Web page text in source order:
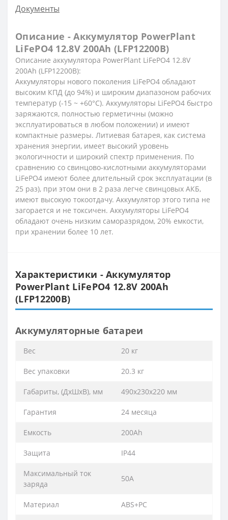
Документы
Описание - Аккумулятор PowerPlant
LiFePO4 12.8V 200Ah (LFP12200B)
Описание аккумулятора PowerPlant LiFePO4 12.8V
200Ah (LFP12200B):
Аккумуляторы нового поколения LiFePO4 обладают
высоким КПД (до 94%) и широким диапазоном рабочих
температур (-15 ~ +60°C). Аккумуляторы LiFePO4 быстро
заряжаются, полностью герметичны (можно
эксплуатироваться в любом положении) и имеют
компактные размеры. Литиевая батарея, как система
хранения энергии, имеет высокий уровень
экологичности и широкий спектр применения. По
сравнению со свинцово-кислотными аккумуляторами
LiFePO4 имеют более длительный срок эксплуатации (в
25 раз), при этом они в 2 раза легче свинцовых АКБ,
имеют высокую токоотдачу. Аккумулятор этого типа не
загорается и не токсичен. Аккумуляторы LiFePO4
обладают очень низким саморазрядом, 20% емкости,
при хранении более 10 лет.
Характеристики - Аккумулятор
PowerPlant LiFePO4 12.8V 200Ah
(LFP12200B)
Аккумуляторные батареи
Вес 20 кг
Вес упаковки 20.3 кг
Габариты, (ДхШхВ), мм 490х230х220 мм
Гарантия 24 месяца
Емкость 200Ah
Защита IP44
Максимальный ток
заряда
50А
Материал ABS+PC